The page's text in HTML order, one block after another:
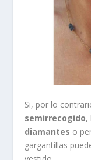
Si, por lo
semirrecogido,
diamantes o
gargantillas